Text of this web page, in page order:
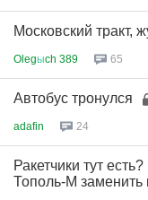
Московский тракт,
Olegыch 389 65
Автобус тронулся
adafin 24
Ракетчики тут
Тополь-М